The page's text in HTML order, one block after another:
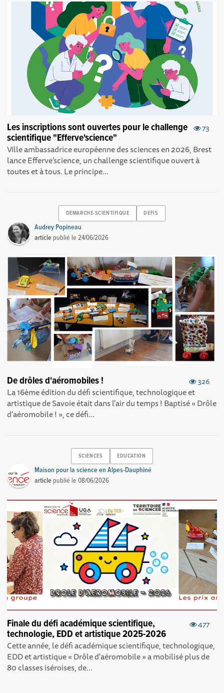
73
Les inscriptions sont ouvertes pour le challenge
scientifique "Efferve'science"
Ville ambassadrice européenne des sciences en 2026, Brest
lance Efferve’science, un challenge scientifique ouvert à
toutes et à tous. Le principe...
DEMARCHE-SCIENTIFIQUE DEFIS
Audrey Popineau
article publié le24/06/2026
326
De drôles d'aéromobiles !
La 16ème édition du défi scientifique, technologique et
artistique de Savoie était dans l'air du temps ! Baptisé « Drôle
d'aéromobile ! » , ce défi...
SCIENCES EDUCATION
Maison pour la science en Alpes-Dauphiné
article publié le08/06/2026
477
Finale du défi académique scientifique,
technologie, EDD et artistique 2025-2026
Cette année, le défi académique scientifique, technologique,
EDD et artistique « Drôle d'aéromobile » a mobilisé plus de
80 classes iséroises, de...